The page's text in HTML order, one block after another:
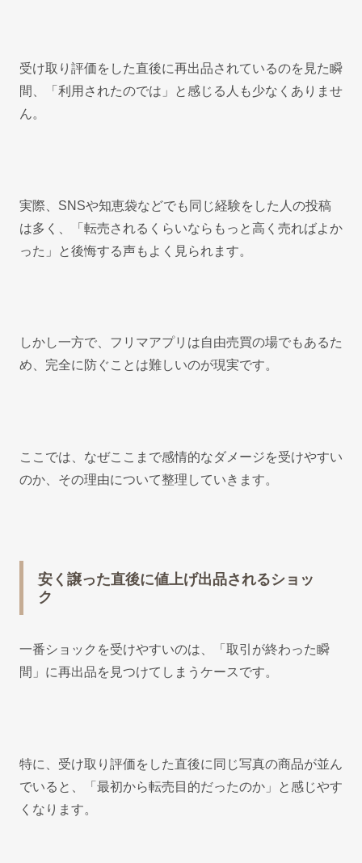
受け取り評価をした直後に再出品されているのを見た瞬
間、「利用されたのでは」と感じる人も少なくありませ
ん。
実際、SNSや知恵袋などでも同じ経験をした人の投稿
は多く、「転売されるくらいならもっと高く売ればよか
った」と後悔する声もよく見られます。
しかし一方で、フリマアプリは自由売買の場でもあるた
め、完全に防ぐことは難しいのが現実です。
ここでは、なぜここまで感情的なダメージを受けやすい
のか、その理由について整理していきます。
安く譲った直後に値上げ出品されるショッ
ク
一番ショックを受けやすいのは、「取引が終わった瞬
間」に再出品を見つけてしまうケースです。
特に、受け取り評価をした直後に同じ写真の商品が並ん
でいると、「最初から転売目的だったのか」と感じやす
くなります。